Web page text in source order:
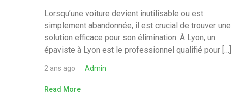
Lorsqu’une voiture devient inutilisable ou est
simplement abandonnée, il est crucial de trouver une
solution efficace pour son élimination. À Lyon, un
épaviste à Lyon est le professionnel qualifié pour […]
2 ans ago Admin
Read More